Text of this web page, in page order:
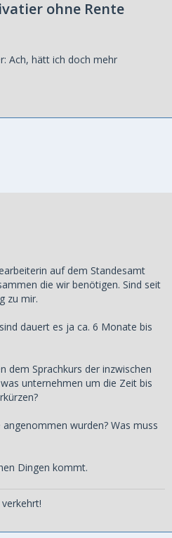
ohne Rente
Ach, hätt ich doch mehr
auf dem Standesamt
die wir benötigen. Sind seit
zu mir.
dauert es ja ca. 6 Monate bis
dem Sprachkurs der inzwischen
unternehmen um die Zeit bis
wurden? Was muss
Dingen kommt.